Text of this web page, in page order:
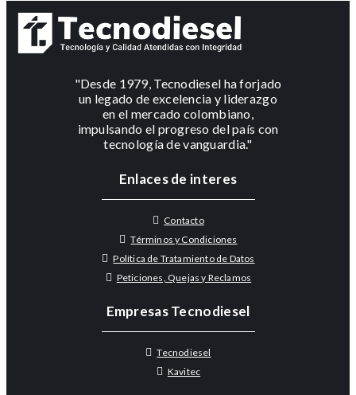
"Desde 1979, Tecnodiesel ha forjado
un legado de excelencia y liderazgo
en el mercado colombiano,
impulsando el progreso del país con
tecnología de vanguardia."
Enlaces de interes
Contacto
Términos y Condiciones
Política de Tratamiento de Datos
Peticiones, Quejas y Reclamos
Empresas Tecnodiesel
Tecnodiesel
Kavitec